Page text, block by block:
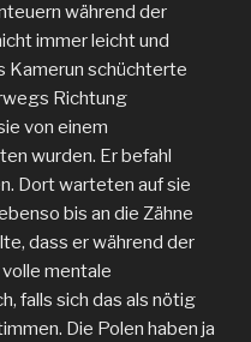
während der
immer leicht und
Kamerun schüchterte
Richtung
von einem
wurden. Er befahl
Dort warteten auf sie
bis an die Zähne
dass er während der
mentale
falls sich das als nötig
Die Polen haben ja